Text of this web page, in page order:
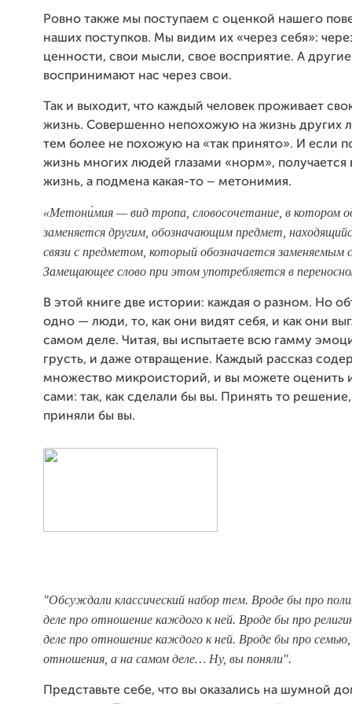
Ровно также мы поступаем с оценкой нашего
наших поступков. Мы видим их «через себя»:
ценности, свои мысли, свое восприятие. А
воспринимают нас через свои.
Так и выходит, что каждый человек проживает
жизнь. Совершенно непохожую на жизнь других
тем более не похожую на «так принято». И если
жизнь многих людей глазами «норм», получается
жизнь, а подмена какая-то – метонимия.
«Метони́мия — вид тропа, словосочетание, в котором
заменяется другим, обозначающим предмет,
связи с предметом, который обозначается заменяемым
Замещающее слово при этом употребляется в
В этой книге две истории: каждая о разном. Но
одно — люди, то, как они видят себя, и как они
самом деле. Читая, вы испытаете всю гамму
грусть, и даже отвращение. Каждый рассказ
множество микроисторий, и вы можете оценить
сами: так, как сделали бы вы. Принять то
приняли бы вы.
"Обсуждали классический набор тем. Вроде бы про
деле про отношение каждого к ней. Вроде бы про
деле про отношение каждого к ней. Вроде бы про
отношения, а на самом деле… Ну, вы поняли".
Представьте себе, что вы оказались на шумной